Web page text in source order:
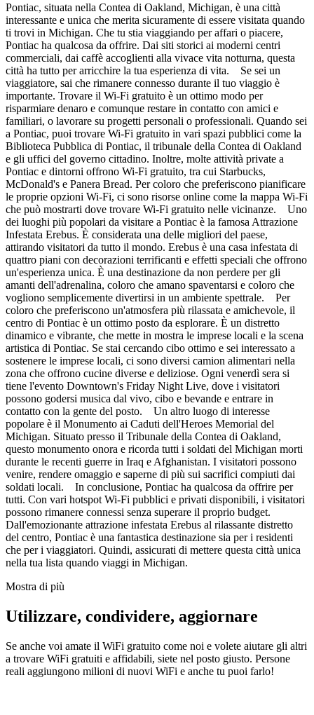
Pontiac, situata nella Contea di Oakland, Michigan, è una città
interessante e unica che merita sicuramente di essere visitata quando
ti trovi in Michigan. Che tu stia viaggiando per affari o piacere,
Pontiac ha qualcosa da offrire. Dai siti storici ai moderni centri
commerciali, dai caffè accoglienti alla vivace vita notturna, questa
città ha tutto per arricchire la tua esperienza di vita. Se sei un
viaggiatore, sai che rimanere connesso durante il tuo viaggio è
importante. Trovare il Wi-Fi gratuito è un ottimo modo per
risparmiare denaro e comunque restare in contatto con amici e
familiari, o lavorare su progetti personali o professionali. Quando sei
a Pontiac, puoi trovare Wi-Fi gratuito in vari spazi pubblici come la
Biblioteca Pubblica di Pontiac, il tribunale della Contea di Oakland
e gli uffici del governo cittadino. Inoltre, molte attività private a
Pontiac e dintorni offrono Wi-Fi gratuito, tra cui Starbucks,
McDonald's e Panera Bread. Per coloro che preferiscono pianificare
le proprie opzioni Wi-Fi, ci sono risorse online come la mappa Wi-Fi
che può mostrarti dove trovare Wi-Fi gratuito nelle vicinanze. Uno
dei luoghi più popolari da visitare a Pontiac è la famosa Attrazione
Infestata Erebus. È considerata una delle migliori del paese,
attirando visitatori da tutto il mondo. Erebus è una casa infestata di
quattro piani con decorazioni terrificanti e effetti speciali che offrono
un'esperienza unica. È una destinazione da non perdere per gli
amanti dell'adrenalina, coloro che amano spaventarsi e coloro che
vogliono semplicemente divertirsi in un ambiente spettrale. Per
coloro che preferiscono un'atmosfera più rilassata e amichevole, il
centro di Pontiac è un ottimo posto da esplorare. È un distretto
dinamico e vibrante, che mette in mostra le imprese locali e la scena
artistica di Pontiac. Se stai cercando cibo ottimo e sei interessato a
sostenere le imprese locali, ci sono diversi camion alimentari nella
zona che offrono cucine diverse e deliziose. Ogni venerdì sera si
tiene l'evento Downtown's Friday Night Live, dove i visitatori
possono godersi musica dal vivo, cibo e bevande e entrare in
contatto con la gente del posto. Un altro luogo di interesse
popolare è il Monumento ai Caduti dell'Heroes Memorial del
Michigan. Situato presso il Tribunale della Contea di Oakland,
questo monumento onora e ricorda tutti i soldati del Michigan morti
durante le recenti guerre in Iraq e Afghanistan. I visitatori possono
venire, rendere omaggio e saperne di più sui sacrifici compiuti dai
soldati locali. In conclusione, Pontiac ha qualcosa da offrire per
tutti. Con vari hotspot Wi-Fi pubblici e privati disponibili, i visitatori
possono rimanere connessi senza superare il proprio budget.
Dall'emozionante attrazione infestata Erebus al rilassante distretto
del centro, Pontiac è una fantastica destinazione sia per i residenti
che per i viaggiatori. Quindi, assicurati di mettere questa città unica
nella tua lista quando viaggi in Michigan.
Mostra di più
Utilizzare, condividere, aggiornare
Se anche voi amate il WiFi gratuito come noi e volete aiutare gli altri
a trovare WiFi gratuiti e affidabili, siete nel posto giusto. Persone
reali aggiungono milioni di nuovi WiFi e anche tu puoi farlo!